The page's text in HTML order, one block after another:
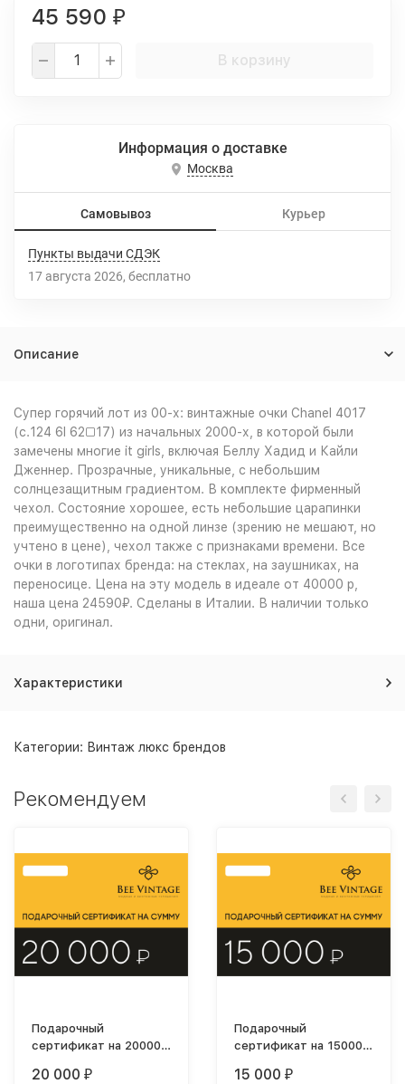
45 590 ₽
В корзину
Информация о доставке
Москва
Самовывоз Курьер
Пункты выдачи СДЭК
17 августа 2026
Бесплатно
Описание
Супер горячий лот из 00-х: винтажные очки Chanel 4017
(c.124 6l 62□17) из начальных 2000-х, в которой были
замечены многие it girls, включая Беллу Хадид и Кайли
Дженнер. Прозрачные, уникальные, с небольшим
солнцезащитным градиентом. В комплекте фирменный
чехол. Состояние хорошее, есть небольшие царапинки
преимущественно на одной линзе (зрению не мешают, но
учтено в цене), чехол также с признаками времени. Все
очки в логотипах бренда: на стеклах, на заушниках, на
переносице. Цена на эту модель в идеале от 40000 р,
наша цена 24590₽. Сделаны в Италии. В наличии только
одни, оригинал.
Характеристики
Категории: Винтаж люкс брендов
Рекомендуем
Подарочный
сертификат на 20000
20 000 ₽
Подарочный
сертификат на 15000
15 000 ₽